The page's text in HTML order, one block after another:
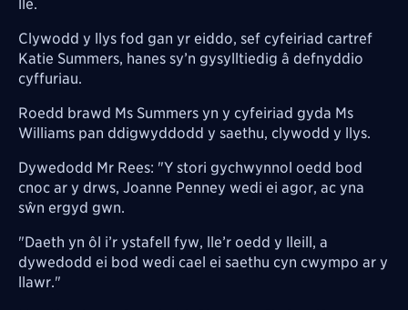
lle.
Clywodd y llys fod gan yr eiddo, sef cyfeiriad cartref
Katie Summers, hanes sy’n gysylltiedig â defnyddio
cyffuriau.
Roedd brawd Ms Summers yn y cyfeiriad gyda Ms
Williams pan ddigwyddodd y saethu, clywodd y llys.
Dywedodd Mr Rees: "Y stori gychwynnol oedd bod
cnoc ar y drws, Joanne Penney wedi ei agor, ac yna
sŵn ergyd gwn.
"Daeth yn ôl i’r ystafell fyw, lle’r oedd y lleill, a
dywedodd ei bod wedi cael ei saethu cyn cwympo ar y
llawr."